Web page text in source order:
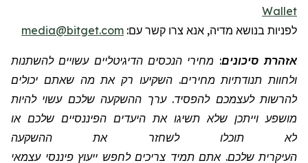
Wallet
לפניות בנושא מדיה, אנא צרו קשר עם: media@bitget.com
אזהרת סיכונים: מחירי הנכסים הדיגיטליים עשויים להשתנות
ולחוות תנודתיות מחירים. השקיעו רק את מה שאתם יכולים
להרשות לעצמכם להפסיד. ערך ההשקעה שלכם עשוי להיות
מושפע וייתכן שלא תשיגו את היעדים הפיננסיים שלכם או
לא תוכלו לשחזר את ההשקעה
העיקרית שלכם. אתם תמיד צריכים לחפש ייעוץ פיננסי עצמאי